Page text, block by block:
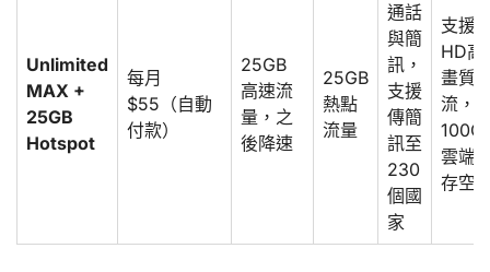
Unlimited
MAX +
25GB
Hotspot
每月
$55（自動
付款）
25GB
高速流
量，之
後降速
25GB
熱點
流量
通話
與簡
訊，
支援
傳簡
訊至
230
個國
家
支援
HD高
畫質
流，
雲端
存空